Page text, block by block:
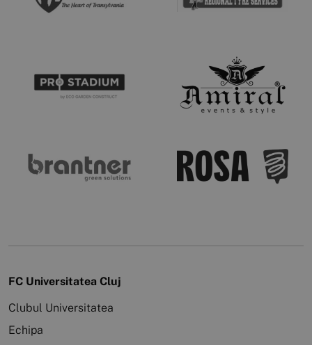
FC Universitatea Cluj
Clubul Universitatea
Echipa